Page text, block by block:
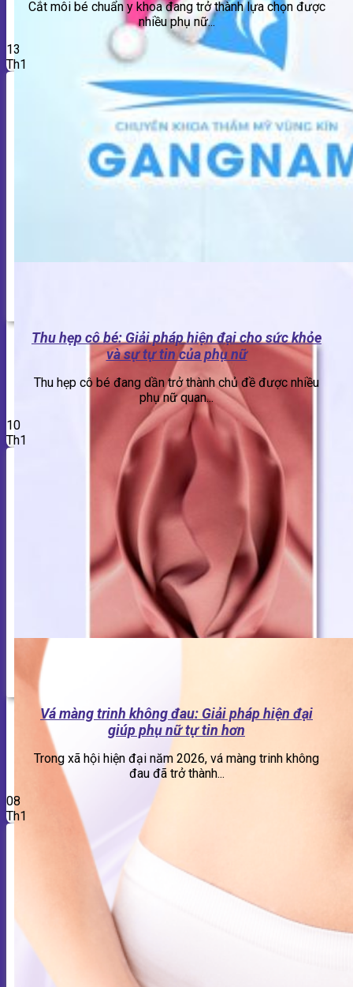
GIẢM MỠ
THẨM MỸ NGỰC
NÂNG MÔNG
THẨM MỸ VÙNG KÍN
THẨM MỸ KHÔNG PHẪU THUẬT
PHUN XĂM – ĐIÊU KHẮC CHÂN MÀY
ĐIỀU TRỊ DA
THẨM MỸ KHÔNG PHẪU THUẬT KHÁC
NAM KHOA
TIN TỨC
THƯ VIỆN SỨC KHỎE
Hành trình khách hàng
Cắt môi bé chuẩn y khoa đang trở thành lựa chọn được
nhiều phụ nữ...
13
Th1
Thu hẹp cô bé: Giải pháp hiện đại cho sức khỏe
và sự tự tin của phụ nữ
Thu hẹp cô bé đang dần trở thành chủ đề được nhiều
phụ nữ quan...
10
Th1
Vá màng trinh không đau: Giải pháp hiện đại
giúp phụ nữ tự tin hơn
Trong xã hội hiện đại năm 2026, vá màng trinh không
đau đã trở thành...
08
Th1